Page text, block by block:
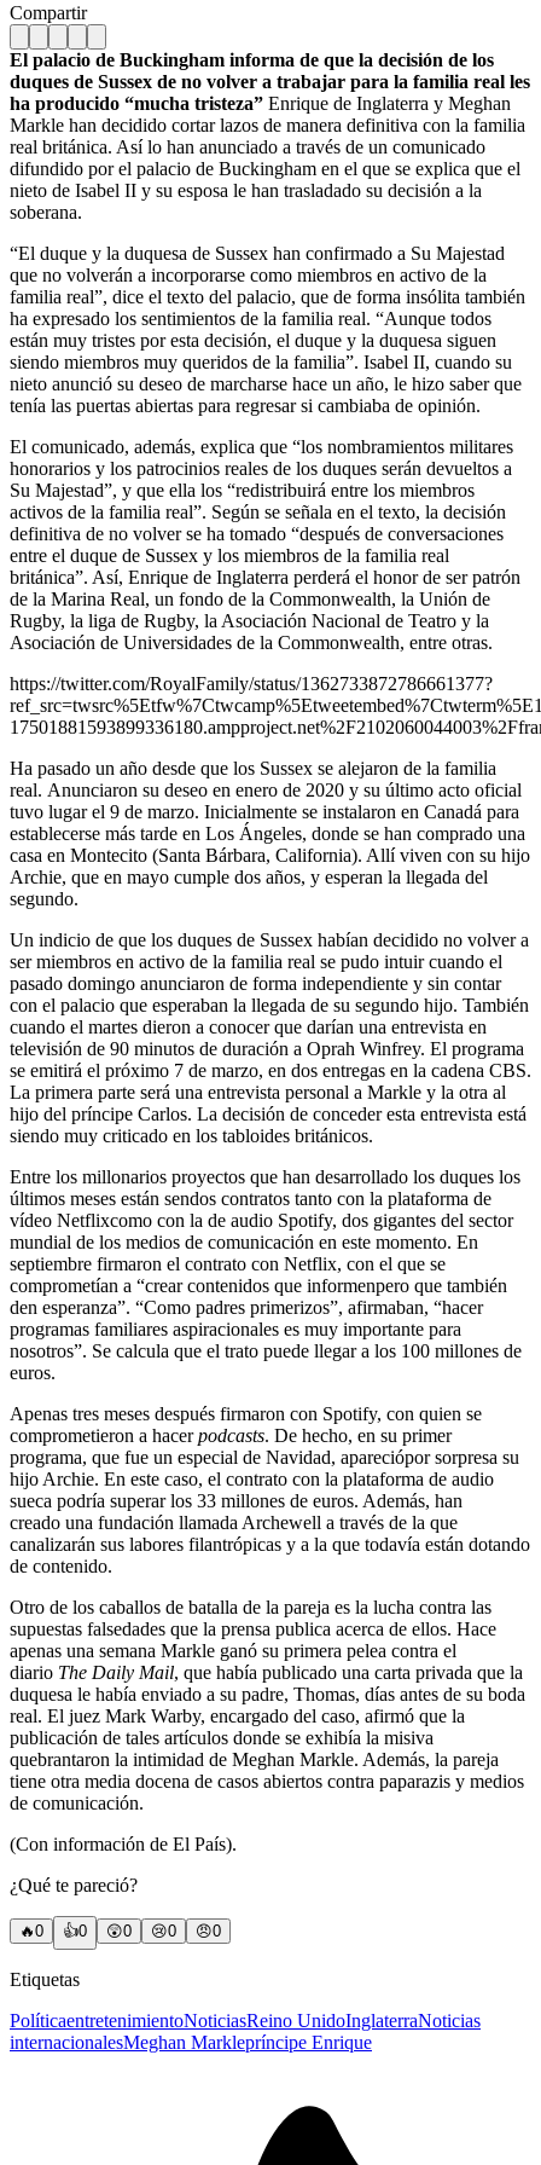
Compartir
El palacio de Buckingham informa de que la decisión de los
duques de Sussex de no volver a trabajar para la familia real les
ha producido “mucha tristeza” Enrique de Inglaterra y Meghan
Markle han decidido cortar lazos de manera definitiva con la familia
real británica. Así lo han anunciado a través de un comunicado
difundido por el palacio de Buckingham en el que se explica que el
nieto de Isabel II y su esposa le han trasladado su decisión a la
soberana.
“El duque y la duquesa de Sussex han confirmado a Su Majestad
que no volverán a incorporarse como miembros en activo de la
familia real”, dice el texto del palacio, que de forma insólita también
ha expresado los sentimientos de la familia real. “Aunque todos
están muy tristes por esta decisión, el duque y la duquesa siguen
siendo miembros muy queridos de la familia”. Isabel II, cuando su
nieto anunció su deseo de marcharse hace un año, le hizo saber que
tenía las puertas abiertas para regresar si cambiaba de opinión.
El comunicado, además, explica que “los nombramientos militares
honorarios y los patrocinios reales de los duques serán devueltos a
Su Majestad”, y que ella los “redistribuirá entre los miembros
activos de la familia real”. Según se señala en el texto, la decisión
definitiva de no volver se ha tomado “después de conversaciones
entre el duque de Sussex y los miembros de la familia real
británica”. Así, Enrique de Inglaterra perderá el honor de ser patrón
de la Marina Real, un fondo de la Commonwealth, la Unión de
Rugby, la liga de Rugby, la Asociación Nacional de Teatro y la
Asociación de Universidades de la Commonwealth, entre otras.
https://twitter.com/RoyalFamily/status/1362733872786661377?
Ha pasado un año desde que los Sussex se alejaron de la familia
real. Anunciaron su deseo en enero de 2020 y su último acto oficial
tuvo lugar el 9 de marzo. Inicialmente se instalaron en Canadá para
establecerse más tarde en Los Ángeles, donde se han comprado una
casa en Montecito (Santa Bárbara, California). Allí viven con su hijo
Archie, que en mayo cumple dos años, y esperan la llegada del
segundo.
Un indicio de que los duques de Sussex habían decidido no volver a
ser miembros en activo de la familia real se pudo intuir cuando el
pasado domingo anunciaron de forma independiente y sin contar
con el palacio que esperaban la llegada de su segundo hijo. También
cuando el martes dieron a conocer que darían una entrevista en
televisión de 90 minutos de duración a Oprah Winfrey. El programa
se emitirá el próximo 7 de marzo, en dos entregas en la cadena CBS.
La primera parte será una entrevista personal a Markle y la otra al
hijo del príncipe Carlos. La decisión de conceder esta entrevista está
siendo muy criticado en los tabloides británicos.
Entre los millonarios proyectos que han desarrollado los duques los
últimos meses están sendos contratos tanto con la plataforma de
vídeo Netflixcomo con la de audio Spotify, dos gigantes del sector
mundial de los medios de comunicación en este momento. En
septiembre firmaron el contrato con Netflix, con el que se
comprometían a “crear contenidos que informenpero que también
den esperanza”. “Como padres primerizos”, afirmaban, “hacer
programas familiares aspiracionales es muy importante para
nosotros”. Se calcula que el trato puede llegar a los 100 millones de
euros.
Apenas tres meses después firmaron con Spotify, con quien se
comprometieron a hacerpodcasts. De hecho, en su primer
programa, que fue un especial de Navidad, apareciópor sorpresa su
hijo Archie. En este caso, el contrato con la plataforma de audio
sueca podría superar los 33 millones de euros. Además, han
creado una fundación llamada Archewell a través de la que
canalizarán sus labores filantrópicas y a la que todavía están dotando
de contenido.
Otro de los caballos de batalla de la pareja es la lucha contra las
supuestas falsedades que la prensa publica acerca de ellos. Hace
apenas una semana Markle ganó su primera pelea contra el
diario The Daily Mail, que había publicado una carta privada que la
duquesa le había enviado a su padre, Thomas, días antes de su boda
real. El juez Mark Warby, encargado del caso, afirmó que la
publicación de tales artículos donde se exhibía la misiva
quebrantaron la intimidad de Meghan Markle. Además, la pareja
tiene otra media docena de casos abiertos contra paparazis y medios
de comunicación.
(Con información de El País).
¿Qué te pareció?
🔥0 👍0 😲0 😢0 😠0
Etiquetas
PolíticaentretenimientoNoticiasReino UnidoInglaterraNoticias
internacionalesMeghan Marklepríncipe Enrique